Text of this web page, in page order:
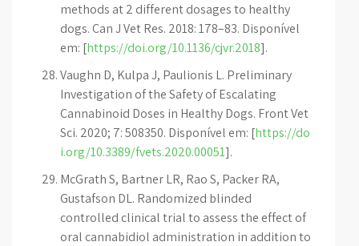
methods at 2 different dosages to healthy
dogs. Can J Vet Res. 2018: 178–83. Disponível
em: [https://doi.org/10.1136/cjvr.2018].
Vaughn D, Kulpa J, Paulionis L. Preliminary
Investigation of the Safety of Escalating
Cannabinoid Doses in Healthy Dogs. Front Vet
Sci. 2020; 7: 508350. Disponível em: [https://do
i.org/10.3389/fvets.2020.00051].
McGrath S, Bartner LR, Rao S, Packer RA,
Gustafson DL. Randomized blinded
controlled clinical trial to assess the effect of
oral cannabidiol administration in addition to